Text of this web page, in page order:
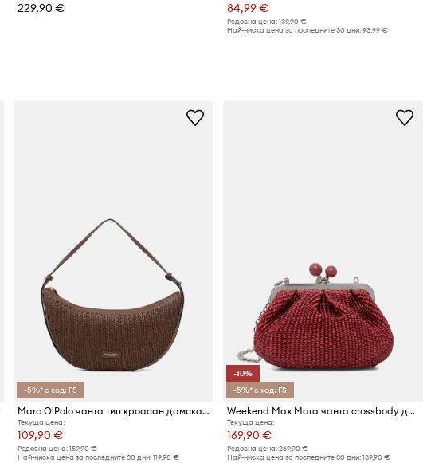
229,90 € 84,99 €
Редовна цена: 139,90 €
Най-ниска цена за последните 30 дни: 93,99 €
-5%* с код: FS
Marc O'Polo чанта тип кроасан дамска от сплетена материя
Текуща цена:
109,90 €
Редовна цена: 159,90 €
Най-ниска цена за последните 30 дни: 119,90 €
-10%
-5%* с код: FS
Weekend Max Mara чанта crossbody дамска APALMAS
Текуща цена:
169,90 €
Редовна цена: 269,90 €
Най-ниска цена за последните 30 дни: 189,90 €